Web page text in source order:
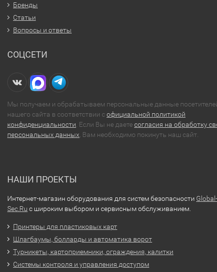
Бренды
Статьи
Вопросы и ответы
СОЦСЕТИ
Мы получаем и обрабатываем персональные данные
нашего сайта в соответствии софициальной политикой
конфиденциальности . Если Вы не даетесогласия на обработку
персональных данных , Вам необходимо покинуть наш сайт.
НАШИ ПРОЕКТЫ
Интернет-магазин оборудования для систем безопасности Global-
Sec.Ru с широким выбором и сервисным обслуживанием.
Принтеры для пластиковых карт
Шлагбаумы, болларды и автоматика ворот
Турникеты, картоприемники, ограждения, калитки
Системы контроля и управления доступом